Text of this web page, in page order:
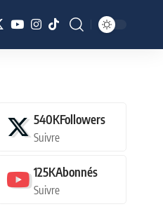
540KFollowers
Suivre
125KAbonnés
Suivre